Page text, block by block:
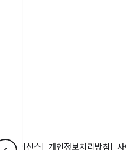
라이선스 개인정보처리방침